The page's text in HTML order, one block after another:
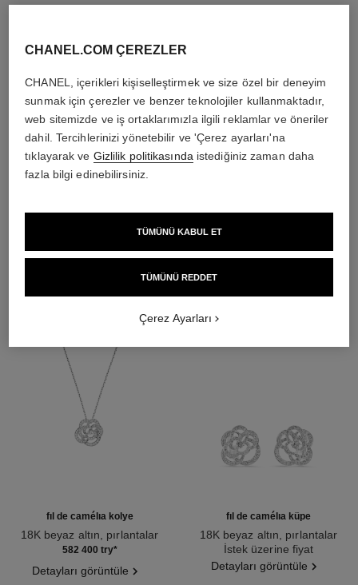
malzeme
18K beyaz altın
DAHA FAZLASINI KEŞFET
fil de camélia kolye
18K beyaz altın, pırlantalar
Ref. J2580582 400 try*
Detayları görüntüle
fil de camélia küpe
18K beyaz altın, pırlantalar
Ref. J2672İstek üzerine fiyat
Detayları görüntüle
CHANEL.COM ÇEREZLER
CHANEL, içerikleri kişiselleştirmek ve size özel bir deneyim
sunmak için çerezler ve benzer teknolojiler kullanmaktadır,
web sitemizde ve iş ortaklarımızla ilgili reklamlar ve öneriler
dahil. Tercihlerinizi yönetebilir ve 'Çerez ayarları'na
tıklayarak ve Gizlilik politikasında istediğiniz zaman daha
fazla bilgi edinebilirsiniz.
TÜMÜNÜ REDDET
TÜMÜNÜ KABUL ET
Çerez Ayarları